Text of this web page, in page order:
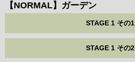
【NORMAL】ガーデン
STAGE 1 その1
STAGE 1 その2